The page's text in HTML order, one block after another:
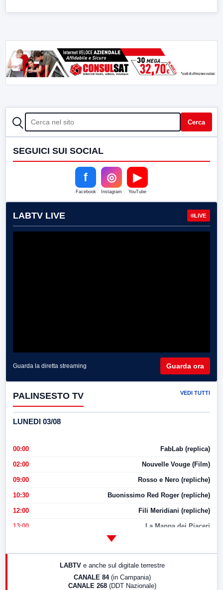
CERCA Cerca
SEGUICI SUI SOCIAL
f
Facebook
◎
Instagram
▶
YouTube
LABTV LIVE LIVE
Guarda la diretta streaming Guarda ora
PALINSESTO TV VEDI TUTTI
LUNEDI 03/08
00:00 FabLab (replica)
02:00 Nouvelle Vouge (Film)
09:00 Rosso e Nero (repliche)
10:30 Buonissimo Red Roger (repliche)
12:00 Fili Meridiani (repliche)
13:00 La Mappa dei Piaceri
LABTV e anche sul digitale terrestre
CANALE 84 (in Campania)
CANALE 268 (DDT Nazionale)